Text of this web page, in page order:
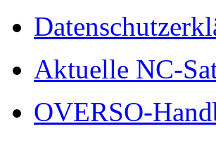
Aktuelle NC-
OVERSO-